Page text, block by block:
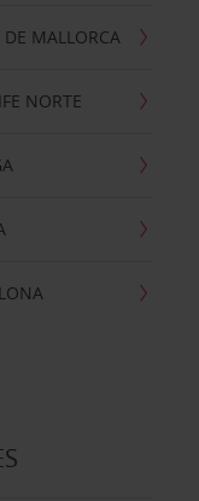
MALLORCA
NORTE